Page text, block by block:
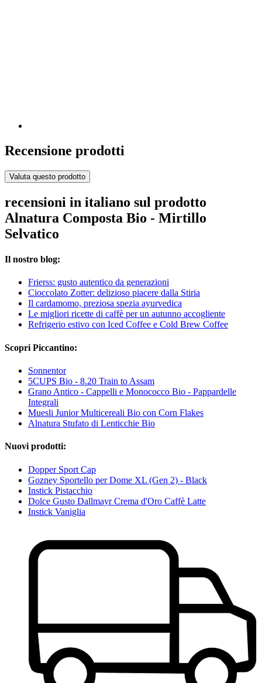
Recensione prodotti
Valuta questo prodotto
recensioni in italiano sul prodotto
Alnatura Composta Bio - Mirtillo
Selvatico
Il nostro blog:
Frierss: gusto autentico da generazioni
Cioccolato Zotter: delizioso piacere dalla Stiria
Il cardamomo, preziosa spezia ayurvedica
Le migliori ricette di caffè per un autunno accogliente
Refrigerio estivo con Iced Coffee e Cold Brew Coffee
Scopri Piccantino:
Sonnentor
5CUPS Bio - 8.20 Train to Assam
Grano Antico - Cappelli e Monococco Bio - Pappardelle
Integrali
Muesli Junior Multicereali Bio con Corn Flakes
Alnatura Stufato di Lenticchie Bio
Nuovi prodotti:
Dopper Sport Cap
Gozney Sportello per Dome XL (Gen 2) - Black
Instick Pistacchio
Dolce Gusto Dallmayr Crema d'Oro Caffè Latte
Instick Vaniglia